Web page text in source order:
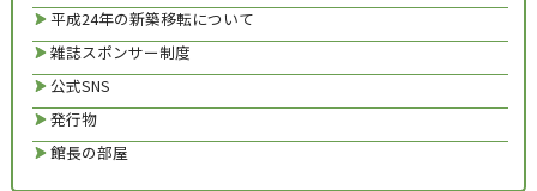
平成24年の新築移転について
雑誌スポンサー制度
公式SNS
発行物
館長の部屋